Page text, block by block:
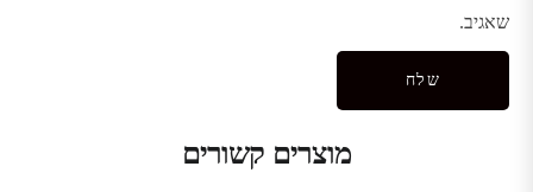
שאגיב.
מוצרים קשורים